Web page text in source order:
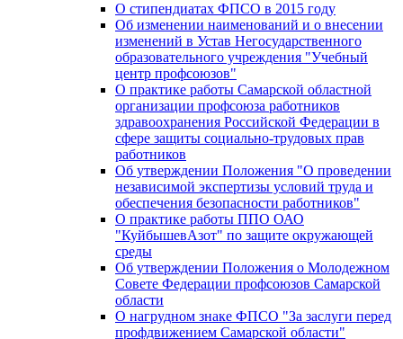
О стипендиатах ФПСО в 2015 году
Об изменении наименований и о внесении
изменений в Устав Негосударственного
образовательного учреждения "Учебный
центр профсоюзов"
О практике работы Самарской областной
организации профсоюза работников
здравоохранения Российской Федерации в
сфере защиты социально-трудовых прав
работников
Об утверждении Положения "О проведении
независимой экспертизы условий труда и
обеспечения безопасности работников"
О практике работы ППО ОАО
"КуйбышевАзот" по защите окружающей
среды
Об утверждении Положения о Молодежном
Совете Федерации профсоюзов Самарской
области
О нагрудном знаке ФПСО "За заслуги перед
профдвижением Самарской области"